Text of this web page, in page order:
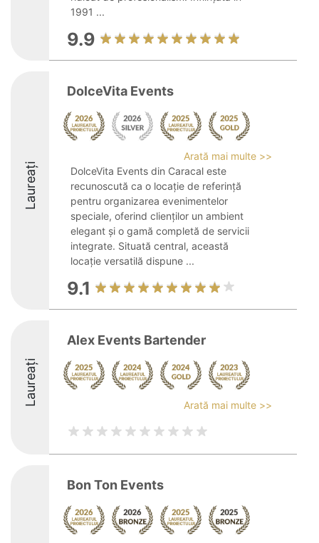
1991 ...
9.9
Laureați
DolceVita Events
Arată mai multe >>
DolceVita Events din Caracal este
recunoscută ca o locație de referință
pentru organizarea evenimentelor
speciale, oferind clienților un ambient
elegant și o gamă completă de servicii
integrate. Situată central, această
locație versatilă dispune ...
9.1
Laureați
Alex Events Bartender
Arată mai multe >>
Bon Ton Events